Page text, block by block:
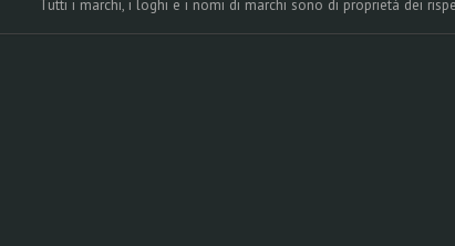
Tutti i marchi, i loghi e i nomi di marchi sono di proprietà dei